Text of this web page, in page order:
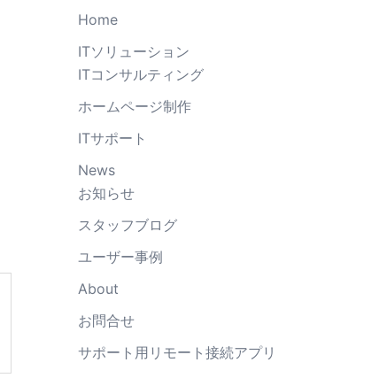
Home
ITソリューション
ITコンサルティング
ホームページ制作
ITサポート
News
お知らせ
スタッフブログ
ユーザー事例
About
お問合せ
サポート用リモート接続アプリ